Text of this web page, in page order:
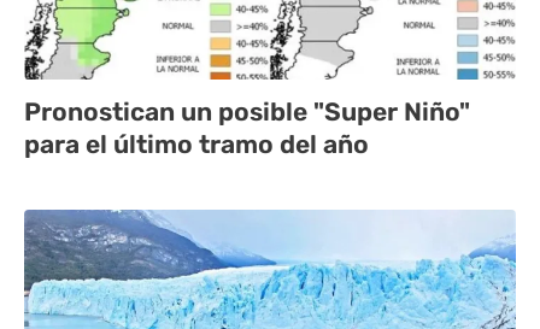
Pronostican un posible "Super Niño"
para el último tramo del año